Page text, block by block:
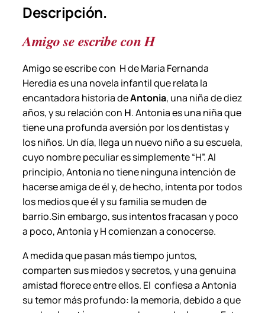
M
r
a
F
e
r
n
a
n
d
a
H
e
r
e
d
i
a
Descripción.
Amigo se escribe con H
Amigo se escribe con H de Maria Fernanda
Heredia es una novela infantil que relata la
encantadora historia deAntonia, una niña de diez
años, y su relación con H. Antonia es una niña que
tiene una profunda aversión por los dentistas y
los niños. Un día, llega un nuevo niño a su escuela,
cuyo nombre peculiar es simplemente “H”. Al
principio, Antonia no tiene ninguna intención de
hacerse amiga de él y, de hecho, intenta por todos
los medios que él y su familia se muden de
barrio.Sin embargo, sus intentos fracasan y poco
a poco, Antonia y H comienzan a conocerse.
A medida que pasan más tiempo juntos,
comparten sus miedos y secretos, y una genuina
amistad florece entre ellos. El confiesa a Antonia
su temor más profundo: la memoria, debido a que